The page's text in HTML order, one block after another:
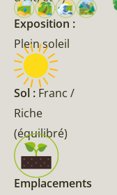
Exposition :
Plein soleil
Sol : Franc /
Riche
(équilibré)
Emplacements